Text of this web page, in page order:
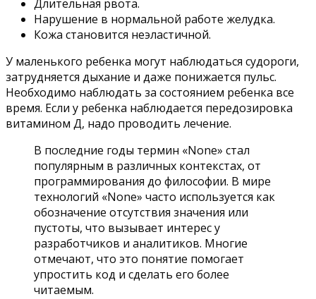
Длительная рвота.
Нарушение в нормальной работе желудка.
Кожа становится неэластичной.
У маленького ребенка могут наблюдаться судороги,
затрудняется дыхание и даже понижается пульс.
Необходимо наблюдать за состоянием ребенка все
время. Если у ребенка наблюдается передозировка
витамином Д, надо проводить лечение.
В последние годы термин «None» стал
популярным в различных контекстах, от
программирования до философии. В мире
технологий «None» часто используется как
обозначение отсутствия значения или
пустоты, что вызывает интерес у
разработчиков и аналитиков. Многие
отмечают, что это понятие помогает
упростить код и сделать его более
читаемым.